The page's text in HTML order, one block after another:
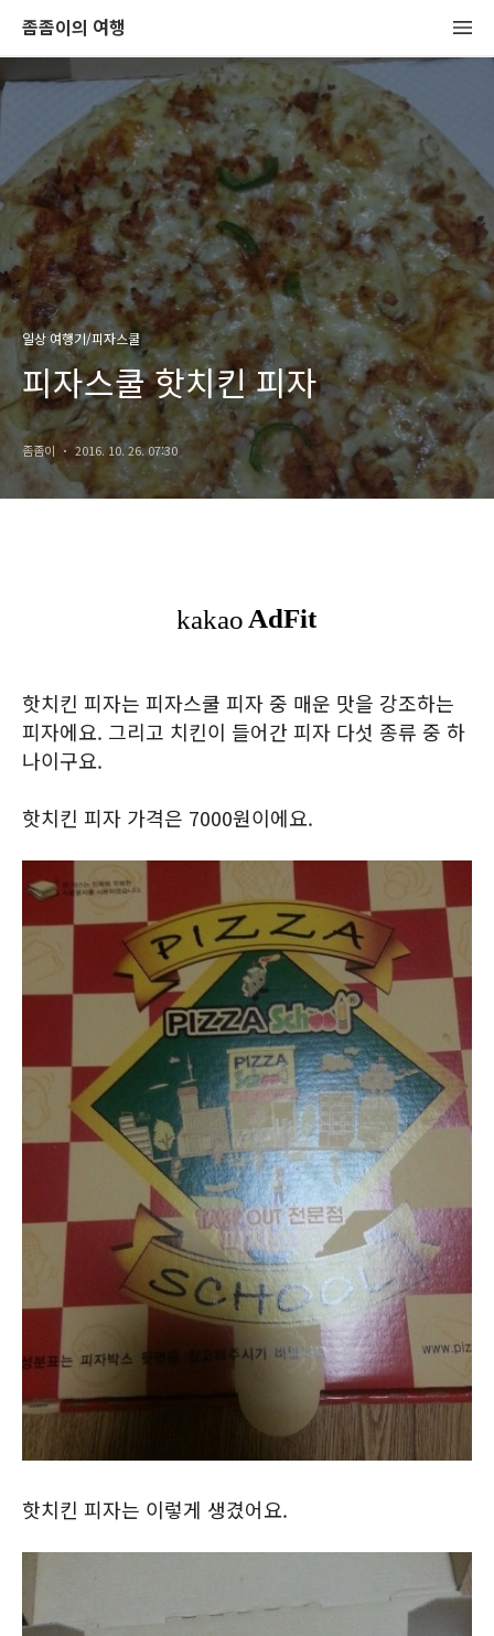
좀좀이의 여행
일상 여행기/피자스쿨
피자스쿨 핫치킨 피자
좀좀이 2016. 10. 26. 07:30
핫치킨 피자는 피자스쿨 피자 중 매운 맛을 강조하는
피자에요. 그리고 치킨이 들어간 피자 다섯 종류 중 하
나이구요.
핫치킨 피자 가격은 7000원이에요.
핫치킨 피자는 이렇게 생겼어요.